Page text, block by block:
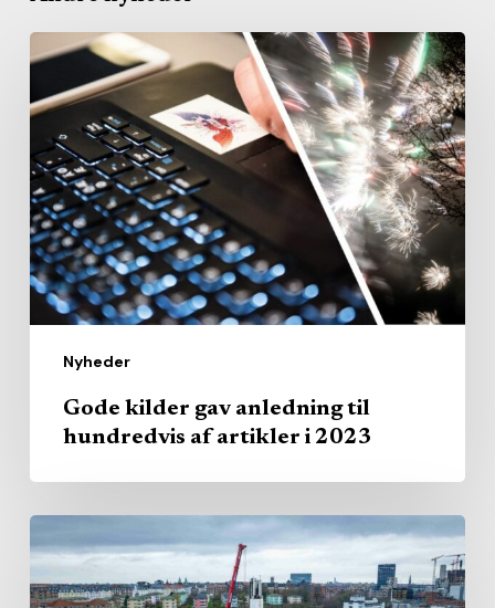
Nyheder
Gode
gav
anledning
til
hundredvis
af
artikler
Gode kilder gav anledning til
hundredvis af artikler i 2023
selskab
tager